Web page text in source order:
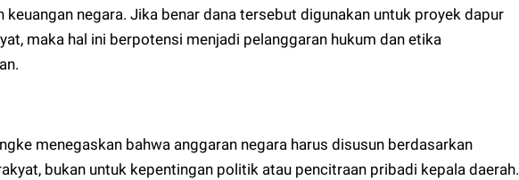
keuangan negara. Jika benar dana tersebut digunakan untuk proyek dapur
maka hal ini berpotensi menjadi pelanggaran hukum dan etika
menegaskan bahwa anggaran negara harus disusun berdasarkan
bukan untuk kepentingan politik atau pencitraan pribadi kepala daerah.